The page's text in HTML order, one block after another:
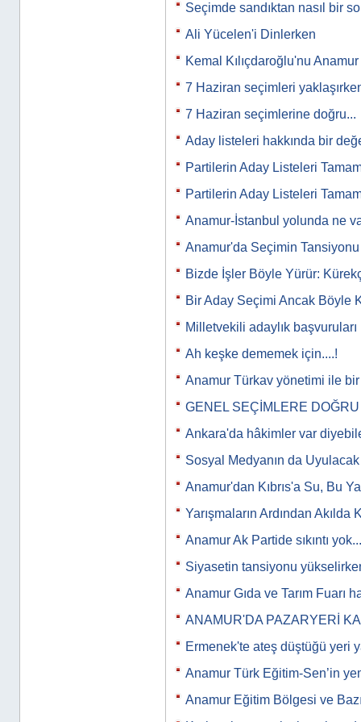
Seçimde sandıktan nasıl bir
Ali Yücelen'i Dinlerken
Kemal Kılıçdaroğlu'nu
7 Haziran seçimleri
7 Haziran seçimlerine doğru...
Aday listeleri hakkında bir
Partilerin Aday Listeleri
Partilerin Aday Listeleri
Anamur-İstanbul yolunda ne
Anamur'da Seçimin
Bizde İşler Böyle Yürür:
Bir Aday Seçimi Ancak Böyle
Milletvekili adaylık başvuruları
Ah keşke dememek için....!
Anamur Türkav yönetimi ile
GENEL SEÇİMLERE DOĞRU
Ankara'da hâkimler var
Sosyal Medyanın da
Anamur'dan Kıbrıs'a Su, Bu
Yarışmaların Ardından Akılda
Anamur Ak Partide sıkıntı
Siyasetin tansiyonu
Anamur Gıda ve Tarım Fuarı
ANAMUR'DA PAZARYERİ
Ermenek'te ateş düştüğü yeri
Anamur Türk Eğitim-Sen’in
Anamur Eğitim Bölgesi ve